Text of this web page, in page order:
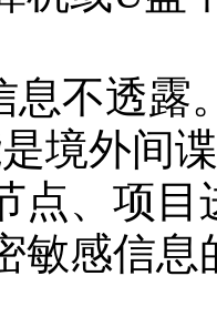
息不透露
境外间
点、项
敏感信息